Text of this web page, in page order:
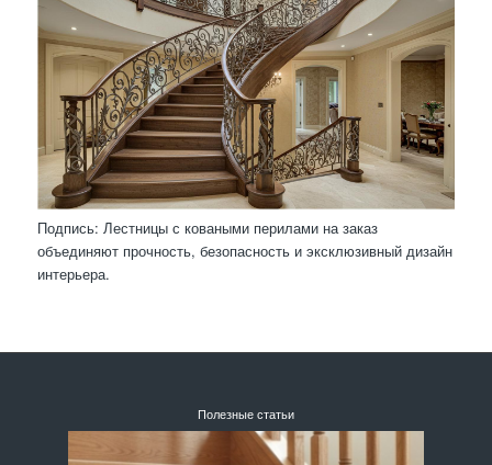
Подпись: Лестницы с коваными перилами на заказ
объединяют прочность, безопасность и эксклюзивный дизайн
интерьера.
Полезные статьи